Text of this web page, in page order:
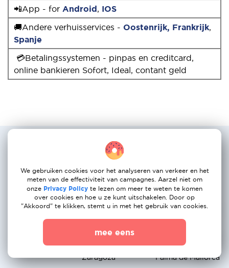
📲App - for Android, IOS
🚚Andere verhuisservices - Oostenrijk, Frankrijk,
Spanje
💳Betalingssystemen - pinpas en creditcard,
online bankieren Sofort, Ideal, contant geld
Populairste verhuisservice routes:
Nederland naar Portugal
Amsterdam →
Madrid
Rotterdam →
Barcelona
Den Haag →
Valencia
Breda → Bilbao
Nijmegen →
Zaragoza
Apeldoorn →
Palma de Mallorca
We gebruiken cookies voor het analyseren van verkeer en het
meten van de effectiviteit van campagnes. Aarzel niet om
onze Privacy Policy te lezen om meer te weten te komen
over cookies en hoe u ze kunt uitschakelen. Door op
"Akkoord" te klikken, stemt u in met het gebruik van cookies.
mee eens